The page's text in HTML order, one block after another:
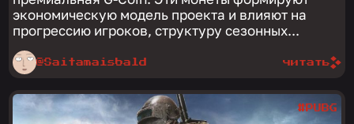
экономическую модель проекта и влияют на
прогрессию игроков, структуру сезонных...
@Saitamaisbald читать
#PUBG